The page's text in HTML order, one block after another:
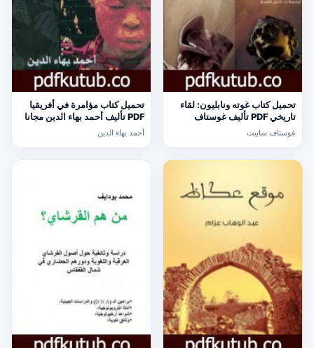
تحميل كتاب غوته ونابليون: لقاء
تاريخي PDF تأليف غوستاف
سابيت مجانا [كامل]
غوستاف سابيت
تحميل كتاب مؤامرة في أفريقيا
PDF تأليف أحمد بهاء الدين مجانا
[كامل]
أحمد بهاء الدين